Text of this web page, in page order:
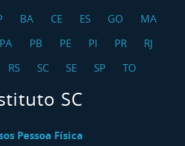
BA CE ES GO
MA
PA PB PE PI PR
RJ
RS SC SE SP TO
SC
Pessoa Física